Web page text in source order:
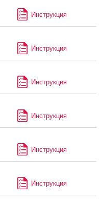
Инструкция
Инструкция
Инструкция
Инструкция
Инструкция
Инструкция